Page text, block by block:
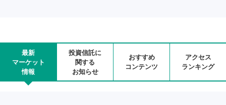
最新
マーケット
情報
投資信託に
関する
お知らせ
おすすめ
コンテンツ
アクセス
ランキング